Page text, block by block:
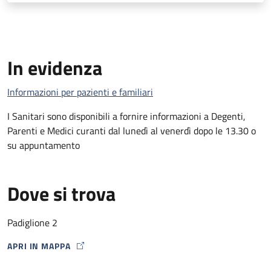
In evidenza
Informazioni per pazienti e familiari
I Sanitari sono disponibili a fornire informazioni a Degenti,
Parenti e Medici curanti dal lunedì al venerdì dopo le 13.30 o
su appuntamento
Dove si trova
Padiglione 2
APRI IN MAPPA
MAP ICON